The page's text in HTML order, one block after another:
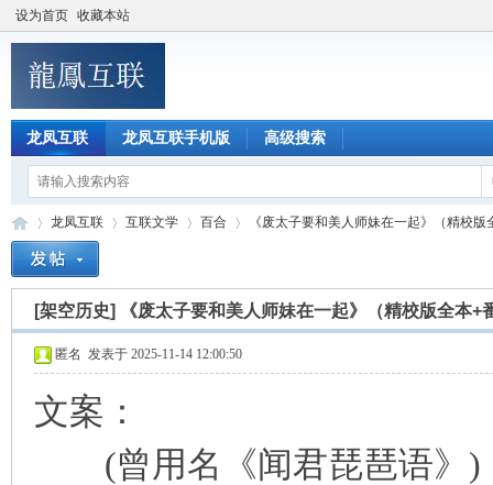
设为首页 收藏本站
龙凤互联 龙凤互联手机版 高级搜索
龙凤互联
›
互联文学
›
百合
›
《废太子要和美人师妹在一起》（精校版
[架空历史] 《废太子要和美人师妹在一起》（精校版全本+
匿名 发表于 2025-11-14 12:00:50
文案：
(曾用名《闻君琵琶语》)